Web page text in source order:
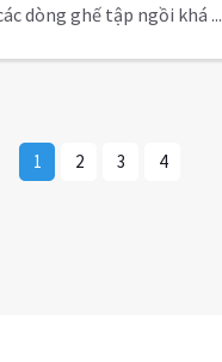
dòng ghế tập ngồi khá ...
1 2 3 4